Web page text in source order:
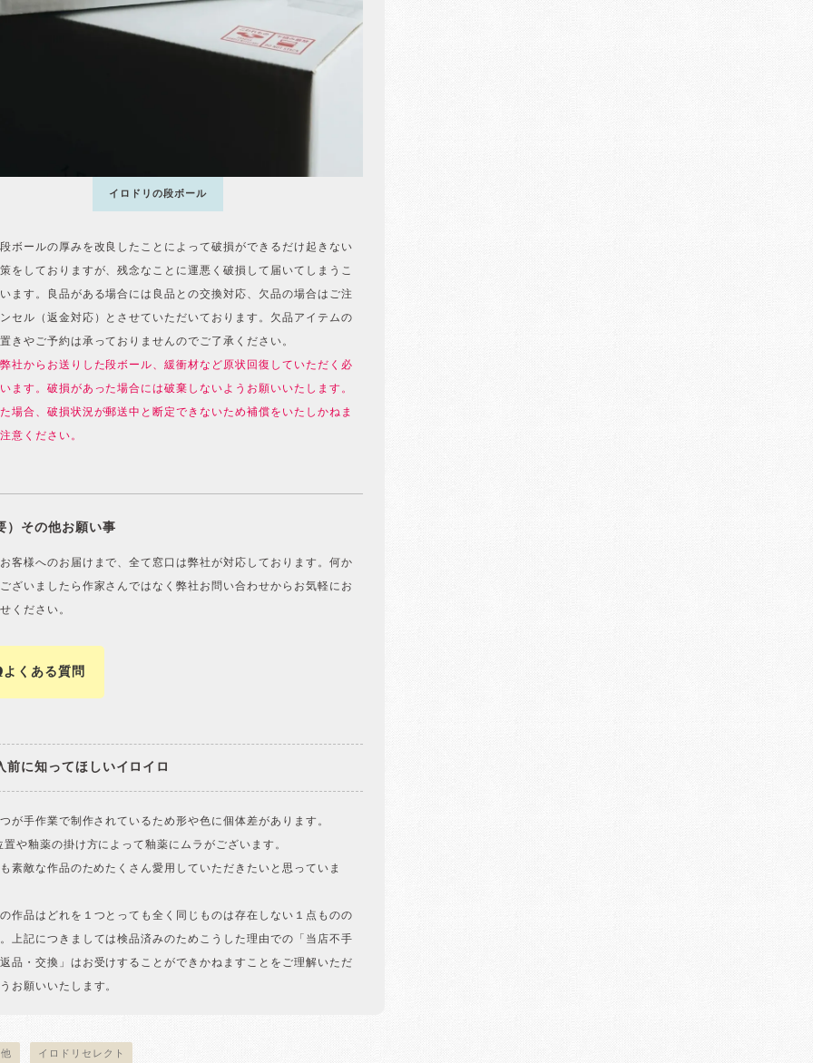
イロドリの段ボール
ボールの厚みを改良したことによって破損ができるだけ起きない
をしておりますが、残念なことに運悪く破損して届いてしまうこ
ます。良品がある場合には良品との交換対応、欠品の場合はご注
セル（返金対応）とさせていただいております。欠品アイテムの
きやご予約は承っておりませんのでご了承ください。
社からお送りした段ボール、緩衝材など原状回復していただく必
ます。破損があった場合には破棄しないようお願いいたします。
場合、破損状況が郵送中と断定できないため補償をいたしかねま
意ください。
その他お願い事
客様へのお届けまで、全て窓口は弊社が対応しております。何か
ざいましたら作家さんではなく弊社お問い合わせからお気軽にお
ください。
くある質問
前に知ってほしいイロイロ
が手作業で制作されているため形や色に個体差があります。
や釉薬の掛け方によって釉薬にムラがございます。
素敵な作品のためたくさん愛用していただきたいと思っていま
作品はどれを１つとっても全く同じものは存在しない１点ものの
上記につきましては検品済みのためこうした理由での「当店不手
品・交換」はお受けすることができかねますことをご理解いただ
お願いいたします。
イロドリセレクト